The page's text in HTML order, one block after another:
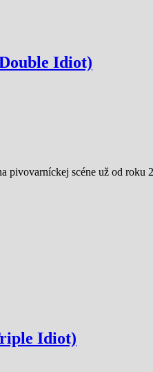
Idiot)
scéne už od roku
Idiot)